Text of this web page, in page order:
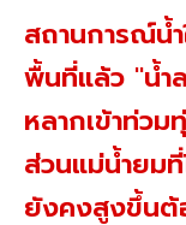
สถานการณ์น้
พื้นที่แล้ว "น้ำ
หลากเข้าท่ว
ส่วนแม่น้ำยม
ยังคงสูงขึ้นต้